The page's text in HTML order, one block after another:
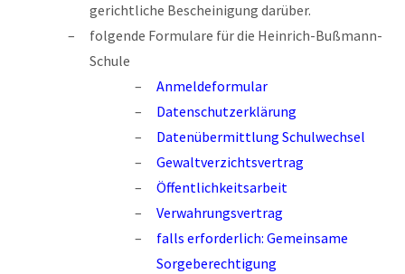
gerichtliche Bescheinigung darüber.
folgende Formulare für die Heinrich-Bußmann-
Schule
Anmeldeformular
Datenschutzerklärung
Datenübermittlung Schulwechsel
Gewaltverzichtsvertrag
Öffentlichkeitsarbeit
Verwahrungsvertrag
falls erforderlich: Gemeinsame
Sorgeberechtigung